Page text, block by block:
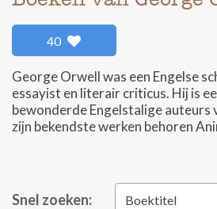
40
George Orwell was een Engelse
essayist en literair criticus. Hij is
bewonderde Engelstalige auteurs
zijn bekendste werken behoren
Snel zoeken: Boektitel